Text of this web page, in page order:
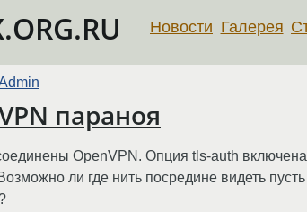
Новости Галерея
параноя
OpenVPN. Опция tls-auth
ли где нить посредине видеть